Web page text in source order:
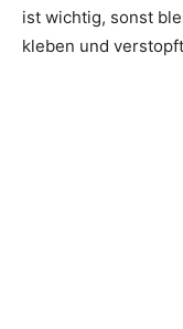
ist wichtig, sonst
kleben und